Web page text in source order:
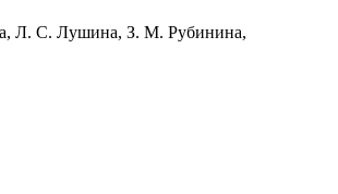
Л. С. Лушина, З. М. Рубинина,